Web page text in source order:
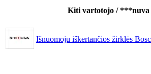
Kiti vartotojo / ***nuva
Išnuomoju iškertančios žirklės